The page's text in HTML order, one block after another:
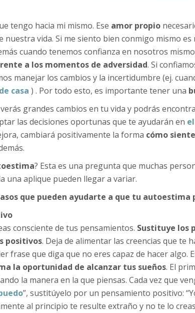
tengo hacia mi mismo. Ese amor propio
vida. Si me siento bien conmigo mismo es
cuando tenemos confianza en nosotros
a los momentos de adversidad. Si
manejar los cambios y la incertidumbre (ej.
casa ) . Por todo esto, es importante tener una
grandes cambios en tu vida y podrás
las decisiones oportunas que te ayudarán en
cambiará positivamente la forma cómo
? Esta es una pregunta que muchas
una aplique pueden llegar a variar.
que pueden ayudarte a que tu autoestima
consciente de tus pensamientos. Sustituye los
positivos. Deja de alimentar las creencias que te
frase que diga que no eres capaz de hacer algo.
la oportunidad de alcanzar tus sueños. El
la manera en la que piensas. Cada vez que
”, sustitúyelo por un pensamiento positivo:
al principio te resulte extraño y no te lo